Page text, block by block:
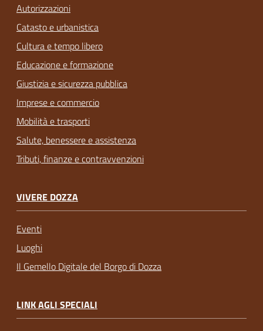
Autorizzazioni
Catasto e urbanistica
Cultura e tempo libero
Educazione e formazione
Giustizia e sicurezza pubblica
Imprese e commercio
Mobilità e trasporti
Salute, benessere e assistenza
Tributi, finanze e contravvenzioni
VIVERE DOZZA
Eventi
Luoghi
Il Gemello Digitale del Borgo di Dozza
LINK AGLI SPECIALI